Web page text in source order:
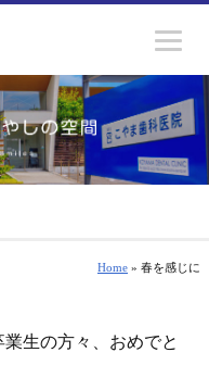
Home » 春を感じに
生の方々、おめでと